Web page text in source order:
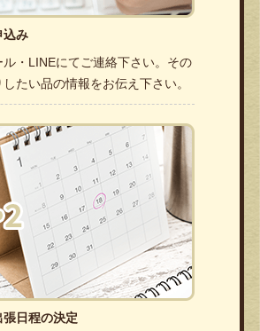
込み
ル・LINEにてご連絡下さい。その
たい品の情報をお伝え下さい。
日程の決定